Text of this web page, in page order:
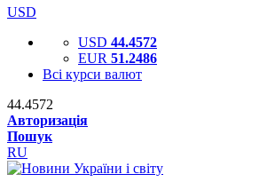
USD
USD 44.4572
EUR 51.2486
Всі курси валют
44.4572
Авторизація
Пошук
RU